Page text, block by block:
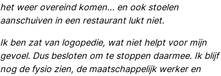
het weer overeind komen... en ook stoelen
aanschuiven in een restaurant lukt niet.
Ik ben zat van logopedie, wat niet helpt voor mijn
gevoel. Dus besloten om te stoppen daarmee. Ik blijf
nog de fysio zien, de maatschappelijk werker en